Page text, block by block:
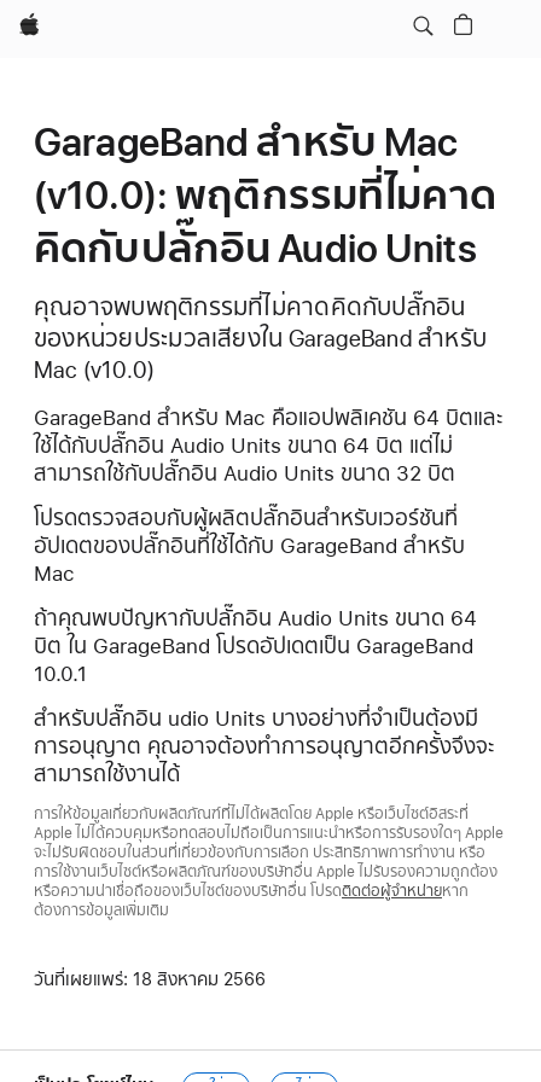
Apple
GarageBand สำหรับ Mac
(v10.0): พฤติกรรมที่ไม่คาด
คิดกับปลั๊กอิน Audio Units
คุณอาจพบพฤติกรรมที่ไม่คาดคิดกับปลั๊กอิน
ของหน่วยประมวลเสียงใน GarageBand สำหรับ
Mac (v10.0)
GarageBand สำหรับ Mac คือแอปพลิเคชัน 64 บิตและ
ใช้ได้กับปลั๊กอิน Audio Units ขนาด 64 บิต แต่ไม่
สามารถใช้กับปลั๊กอิน Audio Units ขนาด 32 บิต
โปรดตรวจสอบกับผู้ผลิตปลั๊กอินสำหรับเวอร์ชันที่
อัปเดตของปลั๊กอินที่ใช้ได้กับ GarageBand สำหรับ
Mac
ถ้าคุณพบปัญหากับปลั๊กอิน Audio Units ขนาด 64
บิต ใน GarageBand โปรดอัปเดตเป็น GarageBand
10.0.1
สำหรับปลั๊กอิน udio Units บางอย่างที่จำเป็นต้องมี
การอนุญาต คุณอาจต้องทำการอนุญาตอีกครั้งจึงจะ
สามารถใช้งานได้
การให้ข้อมูลเกี่ยวกับผลิตภัณฑ์ที่ไม่ได้ผลิตโดย Apple หรือเว็บไซต์อิสระที่
Apple ไม่ได้ควบคุมหรือทดสอบไม่ถือเป็นการแนะนำหรือการรับรองใดๆ Apple
จะไม่รับผิดชอบในส่วนที่เกี่ยวข้องกับการเลือก ประสิทธิภาพการทำงาน หรือ
การใช้งานเว็บไซต์หรือผลิตภัณฑ์ของบริษัทอื่น Apple ไม่รับรองความถูกต้อง
หรือความน่าเชื่อถือของเว็บไซต์ของบริษัทอื่น โปรดติดต่อผู้จำหน่ายหาก
ต้องการข้อมูลเพิ่มเติม
วันที่เผยแพร่: 18 สิงหาคม 2566